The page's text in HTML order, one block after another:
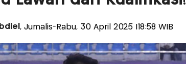
, Jurnalis-Rabu, 30 April 2025 |18:58 WIB